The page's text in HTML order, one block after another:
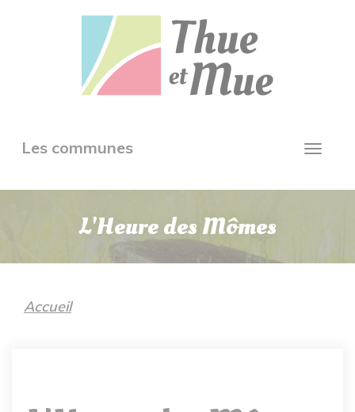
Toggle
Les communes
L'Heure des Mômes
Accueil
Panneau de gestion des cookies